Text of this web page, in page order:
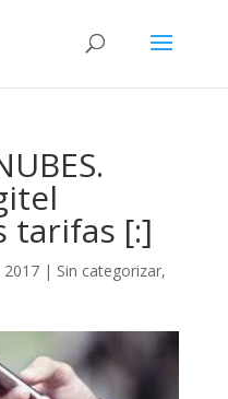
tarifas [:]
2017| Sin categorizar,